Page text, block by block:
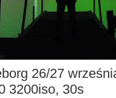
26/27
3200iso, 30s